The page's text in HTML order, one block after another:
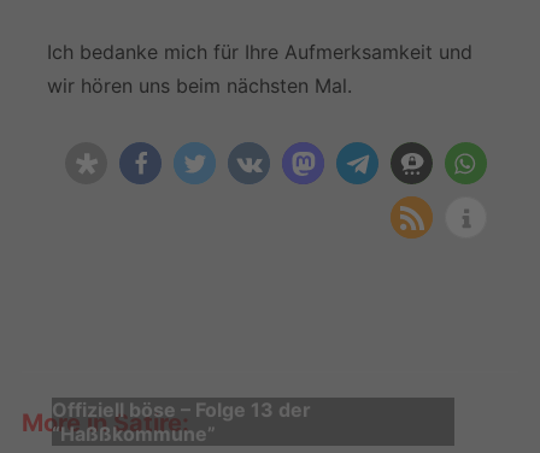
Ich bedanke mich für Ihre Aufmerksamkeit und
wir hören uns beim nächsten Mal.
More in Satire:
Offiziell böse – Folge 13 der
“Haßßkommune”